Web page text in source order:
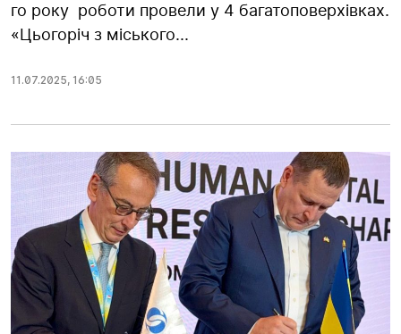
го року роботи провели у 4 багатоповерхівках.
«Цьогоріч з міського...
11.07.2025, 16:05